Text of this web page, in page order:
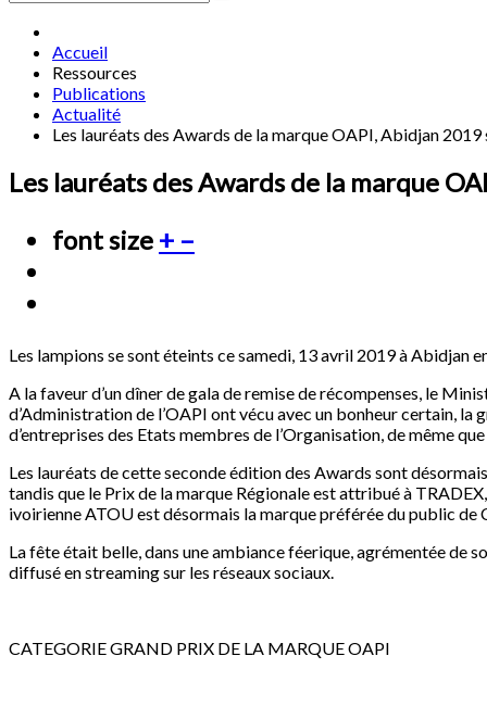
Accueil
Ressources
Publications
Actualité
Les lauréats des Awards de la marque OAPI, Abidjan
Les lauréats des Awards de la marque
font size + –
Les lampions se sont éteints ce samedi, 13 avril 2019 à Abidjan
A la faveur d’un dîner de gala de remise de récompenses, le
d’Administration de l’OAPI ont vécu avec un bonheur certain,
d’entreprises des Etats membres de l’Organisation, de même
Les lauréats de cette seconde édition des Awards sont
tandis que le Prix de la marque Régionale est attribué à
ivoirienne ATOU est désormais la marque préférée du public de
La fête était belle, dans une ambiance féerique, agrémentée de
diffusé en streaming sur les réseaux sociaux.
CATEGORIE GRAND PRIX DE LA MARQUE OAPI